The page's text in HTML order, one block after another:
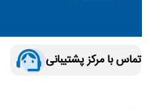
تماس با مرکز پشتیبانی